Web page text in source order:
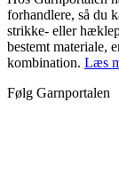
forhandlere, så du
strikke- eller
bestemt materiale,
kombination. Læs
Følg Garnportalen